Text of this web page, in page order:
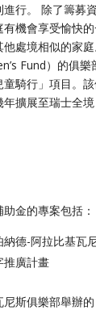
行。 除了籌募
機會享受愉快
處境相似的家
Fund）的俱樂
騎行」項目。
年擴展至瑞士全
金的專案包括：
德-阿拉比基瓦
推廣計畫
斯俱樂部舉辦